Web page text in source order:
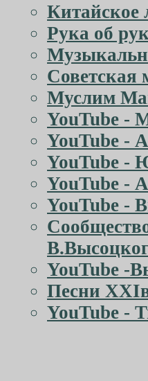
Китайское
Рука об
Советская
Муслим
YouTube -
YouTube -
YouTube -
YouTube -
YouTube -
YouTube -
Песни
YouTube -